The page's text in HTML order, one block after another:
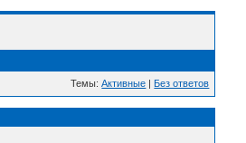
Темы:Активные | Без ответов